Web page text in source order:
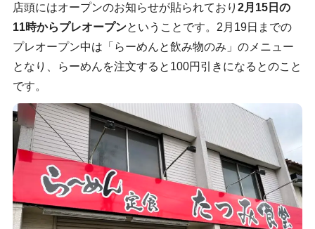
店頭にはオープンのお知らせが貼られており 2月15日の
11時からプレオープンということです。2月19日までの
プレオープン中は「らーめんと飲み物のみ」のメニュー
となり、らーめんを注文すると100円引きになるとのこと
です。